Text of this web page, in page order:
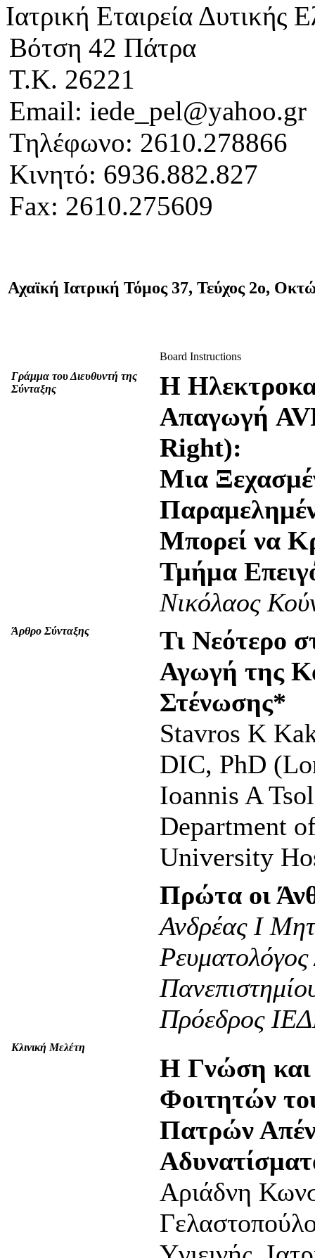
Ιατρική Εταιρεία
Βότση 42 Πάτρα
Τ.Κ. 26221
Email: iede_pel@yahoo.gr
Τηλέφωνο: 2610.278866
Κινητό: 6936.882.827
Fax: 2610.275609
Αχαϊκή Ιατρική Τόμος 37, Τεύχος 2ο,
Board Instructions
Γράμμα του Διευθυντή της
Σύνταξης
H
Απαγωγή
Right):
Μια
Μπορεί να
Τμήμα
Νικόλαος
Άρθρο Σύνταξης
Τι Νεότερο
Αγωγή της
Στένωσης*
Stavros K
DIC, PhD
Ioannis A
Department
University
Πρώτα οι
Ανδρέας Ι
Πρόεδρος
Κλινική Μελέτη
Η Γνώση
Φοιτητών
Πατρών
Αριάδνη